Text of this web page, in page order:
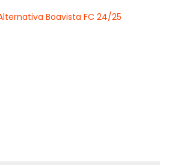
Boavista FC 24/25